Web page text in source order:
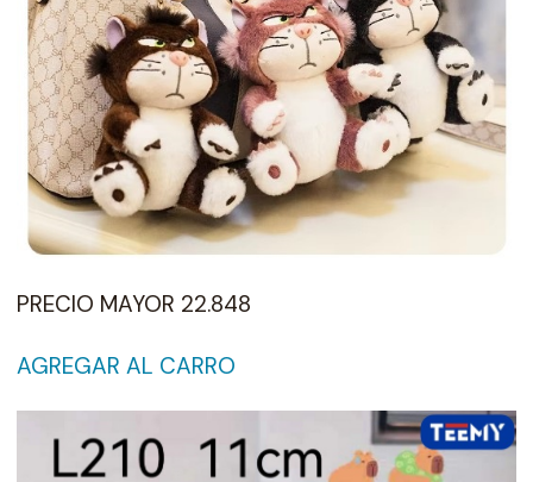
PRECIO MAYOR 22.848
AGREGAR AL CARRO